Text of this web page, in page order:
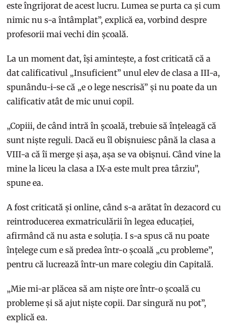
este îngrijorat de acest lucru. Lumea se purta ca și cum
nimic nu s-a întâmplat”, explică ea, vorbind despre
profesorii mai vechi din școală.
La un moment dat, își amintește, a fost criticată că a
dat calificativul „Insuficient” unul elev de clasa a III-a,
spunându-i-se că „e o lege nescrisă” și nu poate da un
calificativ atât de mic unui copil.
„Copiii, de când intră în școală, trebuie să înțeleagă că
sunt niște reguli. Dacă eu îl obișnuiesc până la clasa a
VIII-a că îi merge și așa, așa se va obișnui. Când vine la
mine la liceu la clasa a IX-a este mult prea târziu”,
spune ea.
A fost criticată și online, când s-a arătat în dezacord cu
reintroducerea exmatriculării în legea educației,
afirmând că nu asta e soluția. I s-a spus că nu poate
înțelege cum e să predea într-o școală „cu probleme”,
pentru că lucrează într-un mare colegiu din Capitală.
„Mie mi-ar plăcea să am niște ore într-o școală cu
probleme și să ajut niște copii. Dar singură nu pot”,
explică ea.